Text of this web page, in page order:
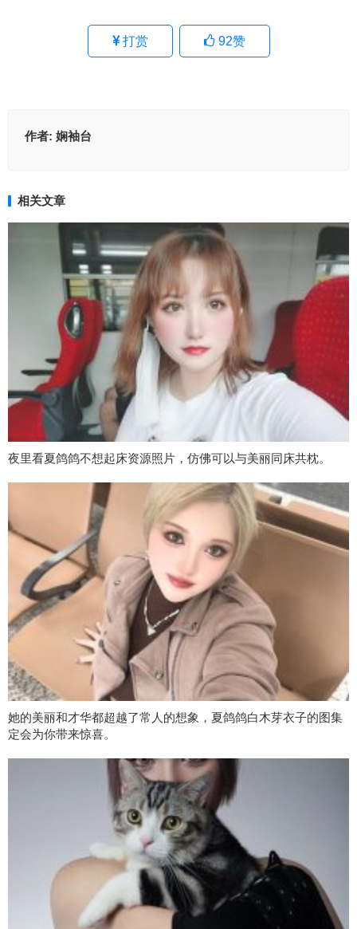
打赏 92赞
作者: 娴袖台
相关文章
夜里看夏鸽鸽不想起床资源照片，仿佛可以与美丽同床共枕。
她的美丽和才华都超越了常人的想象，夏鸽鸽白木芽衣子的图集
定会为你带来惊喜。